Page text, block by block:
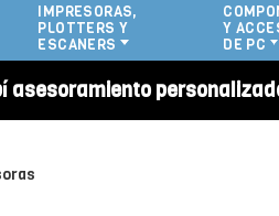
IMPRESORAS,
PLOTTERS Y
ESCANERS
Y
DE PC
asesoramiento